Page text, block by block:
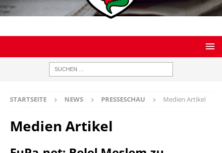
STARTSEITE NEWS PRESSESCHAU Medien Artikel
Medien Artikel